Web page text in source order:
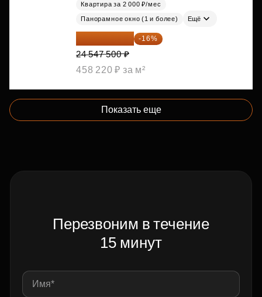
Квартира за 2 000 ₽/мес
Панорамное окно (1 и более) Ещё
20 619 900 ₽ -16%
24 547 500 ₽
458 220 ₽ за м²
Показать еще
Перезвоним в течение
15 минут